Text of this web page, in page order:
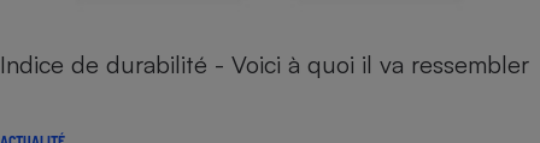
Indice de durabilité - Voici à quoi il va ressembler